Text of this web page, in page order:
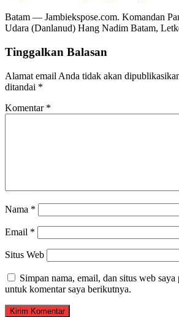
Batam — Jambiekspose.com. Komandan
Udara (Danlanud) Hang Nadim Batam,
Tinggalkan Balasan
Alamat email Anda tidak akan
ditandai *
Komentar *
Nama *
Email *
Situs Web
Simpan nama, email, dan situs web saya
untuk komentar saya berikutnya.